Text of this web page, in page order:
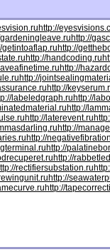
http://
http://
getintoaflap.ruhttp://
http://handcoding.ru
http://
http://
http://
labeledgraph.ruhttp://
http://
http://laterevent.ru
http://
http://
http://
http://
rectifiersubstation.ru
http://
http://